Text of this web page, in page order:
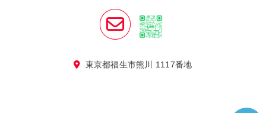
東京都福生市熊川 1117番地